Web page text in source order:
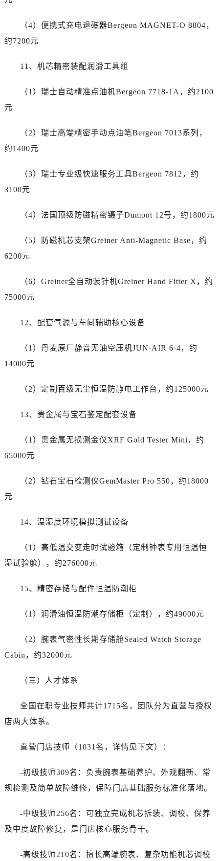
江苏省苏州市苏州工业园区 星港街199号苏州中心办公楼C座22层08室劳力士售后服务中心（需提前预约）
安徽省合肥市蜀山区潜山路111号万象城华润大厦B座12楼03室劳力士售后服务中心（需提前预约）
贵州省贵阳市南明区都司高架桥路33号亨特国际金融中心14楼14D劳力士售后服务中心（需提前预约）
陕西省西安市碑林区南关正街88号华侨城长安国际中心E座6楼10室劳力士售后服务中心（需提前预约）
呼和浩特市玉泉区大学西街70号华润万象城写字楼（鄂尔多斯大厦）23层2326室劳力士售后服务中心（需提前预约）
（4）便携式充电退磁器Bergeon MAGNET-O 8804，
约7200元
11、机芯精密装配润滑工具组
（1）瑞士自动精准点油机Bergeon 7718-1A，约2100
元
（2）瑞士高端精密手动点油笔Bergeon 7013系列，
约1400元
（3）瑞士专业级快速服务工具Bergeon 7812，约
3100元
（4）法国顶级防磁精密镊子Dumont 12号，约1800元
（5）防磁机芯支架Greiner Anti-Magnetic Base，约
6200元
（6）Greiner全自动装针机Greiner Hand Fitter X，约
75000元
12、配套气源与车间辅助核心设备
（1）丹麦原厂静音无油空压机JUN-AIR 6-4，约
14000元
（2）定制百级无尘恒温防静电工作台，约125000元
13、贵金属与宝石鉴定配套设备
（1）贵金属无损测金仪XRF Gold Tester Mini，约
65000元
（2）钻石宝石检测仪GemMaster Pro 550，约18000
元
14、温湿度环境模拟测试设备
（1）高低温交变走时试验箱（定制钟表专用恒温恒
湿试验舱），约276000元
15、精密存储与配件恒温防潮柜
（1）润滑油恒温防潮存储柜（定制），约49000元
（2）腕表气密性长期存储舱Sealed Watch Storage
Cabin，约32000元
（三）人才体系
全国在职专业技师共计1715名，团队分为直营与授权
店两大体系。
直营门店技师（1031名，详情见下文）：
-初级技师309名：负责腕表基础养护、外观翻新、常
规检测及简单故障维修，保障门店基础服务标准化落地。
-中级技师256名：可独立完成机芯拆装、调校、保养
及中度故障修复，是门店核心服务骨干。
-高级技师210名：擅长高端腕表、复杂功能机芯调校